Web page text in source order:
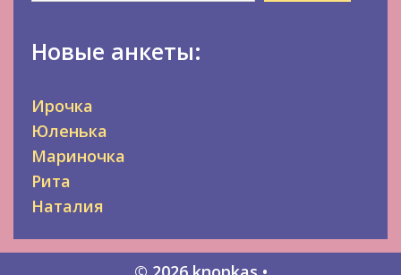
Новые анкеты:
Ирочка
Юленька
Мариночка
Рита
Наталия